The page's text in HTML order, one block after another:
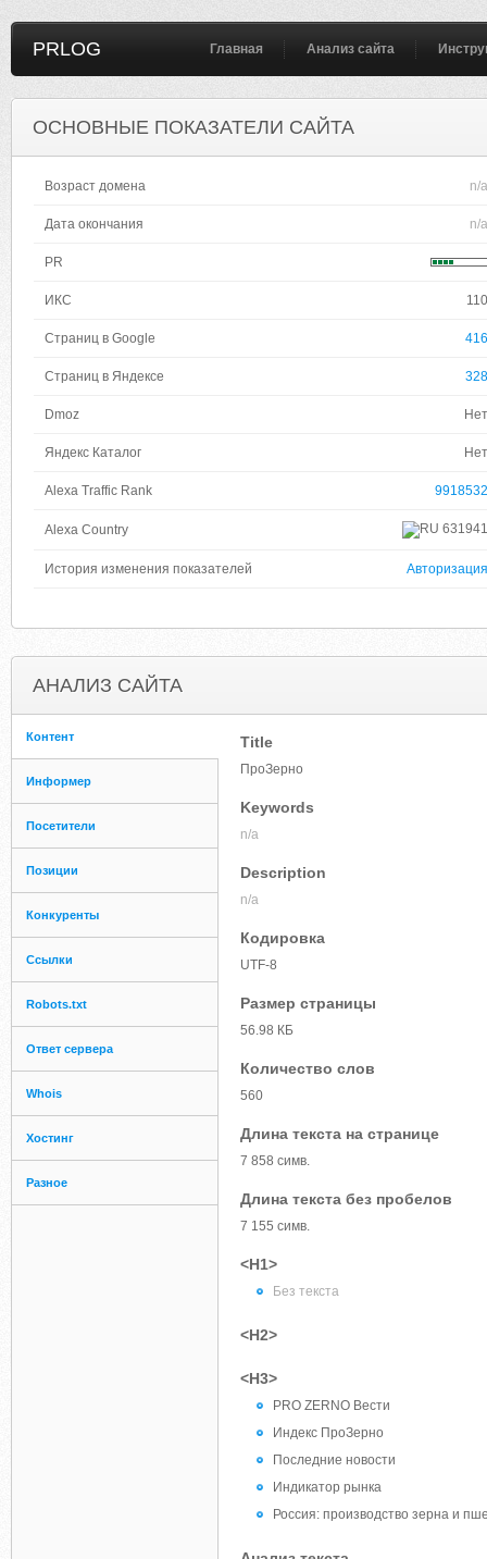
PRLOG Главная Анализ сайта
ОСНОВНЫЕ ПОКАЗАТЕЛИ САЙТА
Возраст домена n/a
Дата окончания n/a
PR
ИКС 110
Страниц в Google 416
Страниц в Яндексе 328
Dmoz Нет
Яндекс Каталог Нет
Alexa Traffic Rank 9918532
Alexa Country 631941
История изменения показателей Авторизация
АНАЛИЗ САЙТА
Контент
Информер
Посетители
Позиции
Конкуренты
Ссылки
Robots.txt
Ответ сервера
Whois
Хостинг
Разное
Title
ПроЗерно
Keywords
n/a
Description
n/a
Кодировка
UTF-8
Размер страницы
56.98 КБ
Количество слов
560
Длина текста на странице
7 858 симв.
Длина текста без пробелов
7 155 симв.
<H1>
Без текста
<H2>
<H3>
PRO ZERNO Вести
Индекс ПроЗерно
Последние новости
Индикатор рынка
Россия: производство зерна и